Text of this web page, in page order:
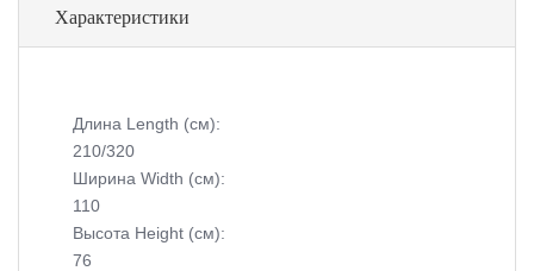
Характеристики
Длина Length (см):
210/320
Ширина Width (см):
110
Высота Height (см):
76